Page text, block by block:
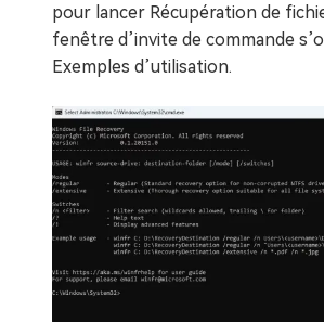
pour lancer Récupération de
fenêtre d’invite de commande
Exemples d’utilisation.